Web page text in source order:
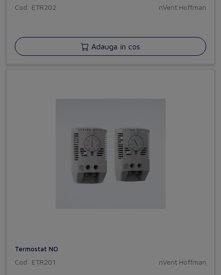
Cod: ETR202 nVent Hoffman
Adauga in cos
Termostat NO
Cod: ETR201 nVent Hoffman